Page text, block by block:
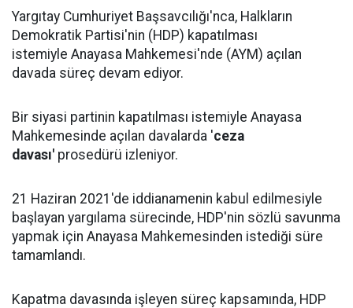
Yargıtay Cumhuriyet Başsavcılığı'nca, Halkların
Demokratik Partisi'nin (HDP) kapatılması
istemiyle Anayasa Mahkemesi'nde (AYM) açılan
davada süreç devam ediyor.
Bir siyasi partinin kapatılması istemiyle Anayasa
Mahkemesinde açılan davalarda 'ceza
davası' prosedürü izleniyor.
21 Haziran 2021'de iddianamenin kabul edilmesiyle
başlayan yargılama sürecinde, HDP'nin sözlü savunma
yapmak için Anayasa Mahkemesinden istediği süre
tamamlandı.
Kapatma davasında işleyen süreç kapsamında, HDP